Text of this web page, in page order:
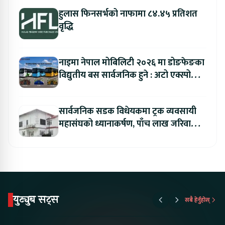
हुलास फिनसर्भको नाफामा ८४.४५ प्रतिशत
वृद्धि
नाइमा नेपाल मोबिलिटी २०२६ मा डोङफेङका
विद्युतीय बस सार्वजनिक हुने : अटो एक्स्पोमा
सार्वजनिक सडक विधेयकमा ट्रक व्यवसायी
महासंघको ध्यानाकर्षण, पाँच लाख जरिवाना
युट्युब सट्स सबै हेर्नुहोस्